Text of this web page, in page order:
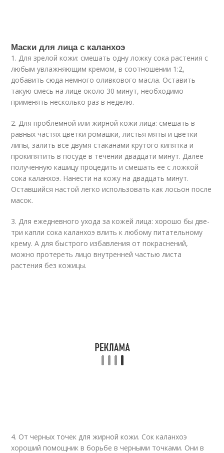
Маски для лица с каланхоэ
1. Для зрелой кожи: смешать одну ложку сока растения с
любым увлажняющим кремом, в соотношении 1:2,
добавить сюда немного оливкового масла. Оставить
такую смесь на лице около 30 минут, необходимо
применять несколько раз в неделю.
2. Для проблемной или жирной кожи лица: смешать в
равных частях цветки ромашки, листья мяты и цветки
липы, залить все двумя стаканами крутого кипятка и
прокипятить в посуде в течении двадцати минут. Далее
полученную кашицу процедить и смешать ее с ложкой
сока каланхоэ. Нанести на кожу на двадцать минут.
Оставшийся настой легко использовать как лосьон после
масок.
3. Для ежедневного ухода за кожей лица: хорошо бы две-
три капли сока каланхоэ влить к любому питательному
крему. А для быстрого избавления от покраснений,
можно протереть лицо внутренней частью листа
растения без кожицы.
4. От черных точек для жирной кожи. Сок каланхоэ
хороший помощник в борьбе в черными точками. Они в